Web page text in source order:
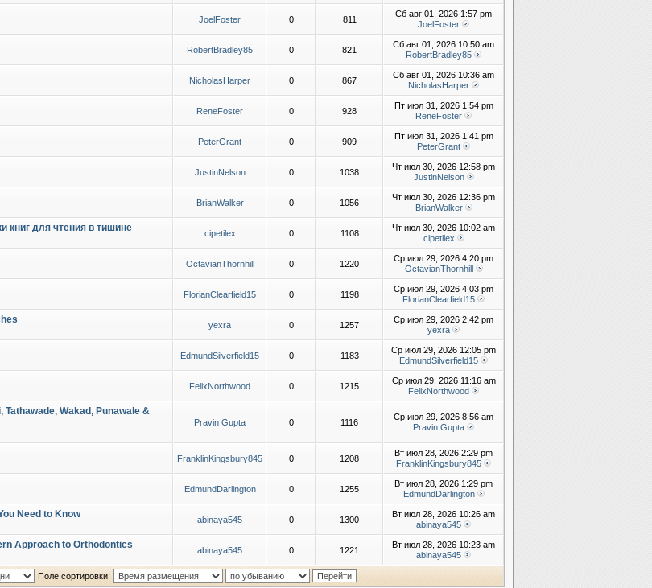
JoelFoster 0 811
Сб авг 01, 2026 1:57 pm
JoelFoster
RobertBradley85 0 821
Сб авг 01, 2026 10:50 am
RobertBradley85
NicholasHarper 0 867
Сб авг 01, 2026 10:36 am
NicholasHarper
ReneFoster 0 928
Пт июл 31, 2026 1:54 pm
ReneFoster
PeterGrant 0 909
Пт июл 31, 2026 1:41 pm
PeterGrant
JustinNelson 0 1038
Чт июл 30, 2026 12:58 pm
JustinNelson
BrianWalker 0 1056
Чт июл 30, 2026 12:36 pm
BrianWalker
книг для чтения в тишине cipetilex 0 1108
Чт июл 30, 2026 10:02 am
cipetilex
OctavianThornhill 0 1220
Ср июл 29, 2026 4:20 pm
OctavianThornhill
FlorianClearfield15 0 1198
Ср июл 29, 2026 4:03 pm
FlorianClearfield15
yexra 0 1257
Ср июл 29, 2026 2:42 pm
yexra
EdmundSilverfield15 0 1183
Ср июл 29, 2026 12:05 pm
EdmundSilverfield15
FelixNorthwood 0 1215
Ср июл 29, 2026 11:16 am
FelixNorthwood
Wakad, Punawale &
Pravin Gupta 0 1116
Ср июл 29, 2026 8:56 am
Pravin Gupta
FranklinKingsbury845 0 1208
Вт июл 28, 2026 2:29 pm
FranklinKingsbury845
EdmundDarlington 0 1255
Вт июл 28, 2026 1:29 pm
EdmundDarlington
Need to Know abinaya545 0 1300
Вт июл 28, 2026 10:26 am
abinaya545
Approach to Orthodontics abinaya545 0 1221
Вт июл 28, 2026 10:23 am
abinaya545
Поле сортировки: